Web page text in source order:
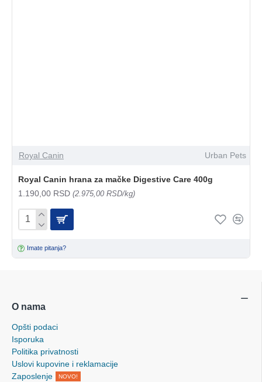
Royal Canin Urban Pets
Royal Canin hrana za mačke Digestive Care 400g
1.190,00 RSD (2.975,00 RSD/kg)
Imate pitanja?
O nama
Opšti podaci
Isporuka
Politika privatnosti
Uslovi kupovine i reklamacije
Zaposlenje
NOVO!